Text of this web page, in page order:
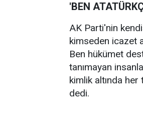
'BEN
AK Parti'nin
kimseden icazet
Ben hükümet
tanımayan
kimlik altında her
dedi.